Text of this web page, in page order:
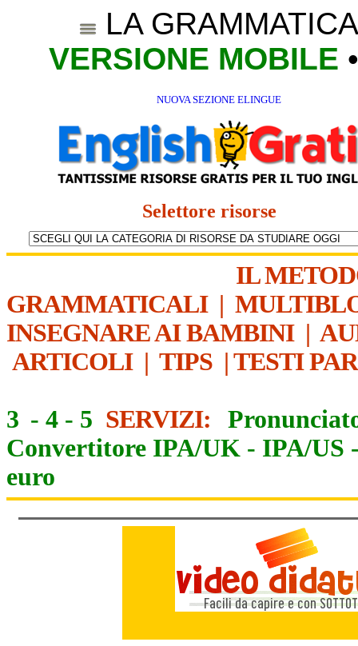
LA
VERSIONE MOBILE
NUOVA SEZIONE ELINGUE
Selettore risorse
IL
GRAMMATICALI|
INSEGNARE AI BAMBINI|
ARTICOLI| TIPS | TESTI
3 - 4 - 5 SERVIZI:
Convertitore IPA/UK - IPA/US
euro